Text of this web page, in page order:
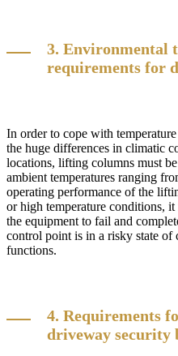
3. Environmental
requirements for
In order to cope with
the huge differences in climatic
locations, lifting columns must
ambient temperatures ranging
operating performance of the
or high temperature conditions,
the equipment to fail and
control point is in a risky state of
functions.
4. Requirements
driveway security